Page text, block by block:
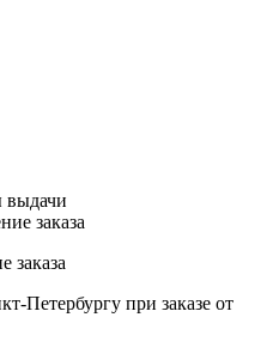
выдачи
заказа